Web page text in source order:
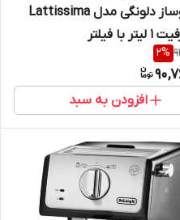
اسپرسوساز دلونگی مدل Lattissima
One ظرفیت ۱ لیتر با فیلتر
2%
افزودن به سبد